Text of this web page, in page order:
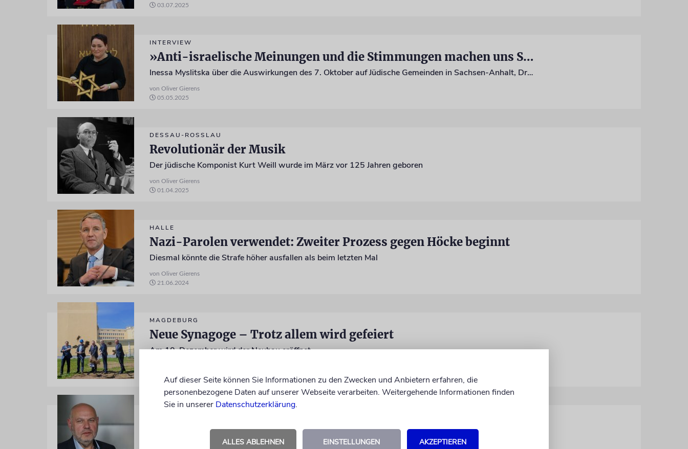
03.07.2025
INTERVIEW
»Anti-israelische Meinungen und die Stimmungen machen uns Sorgen«
Inessa Myslitska über die Auswirkungen des 7. Oktober auf Jüdische Gemeinden in Sachsen-Anhalt, Drohanrufe und Hilfe für jüdische Flüchtlinge aus der Ukraine
von Oliver Gierens
05.05.2025
DESSAU-ROSSLAU
Revolutionär der Musik
Der jüdische Komponist Kurt Weill wurde im März vor 125 Jahren geboren
von Oliver Gierens
01.04.2025
HALLE
Nazi-Parolen verwendet: Zweiter Prozess gegen Höcke beginnt
Diesmal könnte die Strafe höher ausfallen als beim letzten Mal
von Oliver Gierens
21.06.2024
MAGDEBURG
Neue Synagoge – Trotz allem wird gefeiert
Am 10. Dezember wird der Neubau eröffnet
Synagogenbau ist »ein Zeichen, dass jüdisches Leben weitergeht«
Für Max Privorozki liegen Leid und Hoffnung derzeit nah beieinander
Auf dieser Seite können Sie Informationen zu den Zwecken und Anbietern erfahren, die
personenbezogene Daten auf unserer Webseite verarbeiten. Weitergehende Informationen finden
Sie in unserer Datenschutzerklärung.
ALLES ABLEHNEN EINSTELLUNGEN AKZEPTIEREN